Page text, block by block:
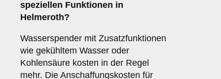
speziellen Funktionen in
Helmeroth?
Wasserspender mit Zusatzfunktionen
wie gekühltem Wasser oder
Kohlensäure kosten in der Regel
mehr. Die Anschaffungskosten für